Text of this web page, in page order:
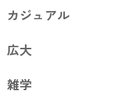
カジュアル
広大
雑学